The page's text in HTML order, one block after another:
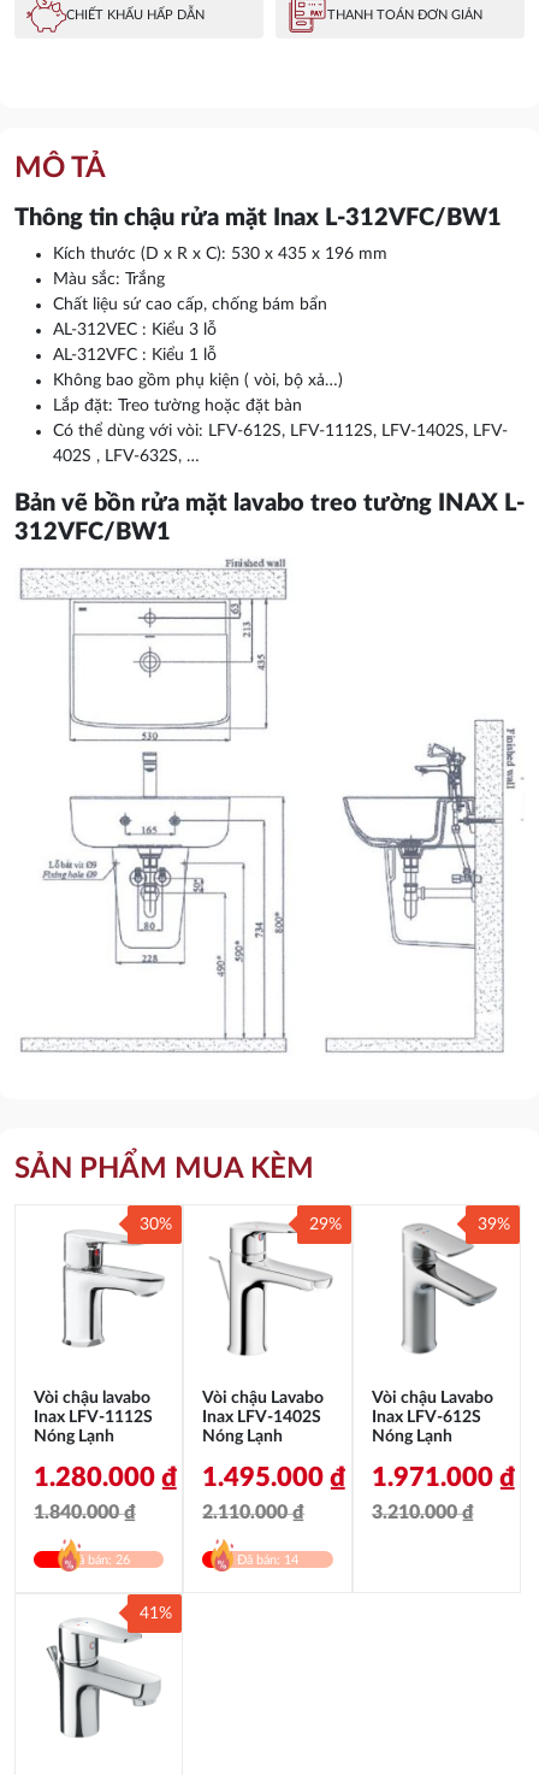
CHIẾT KHẤU HẤP DẪN THANH TOÁN ĐƠN GIẢN
MÔ TẢ
Thông tin chậu rửa mặt Inax L-312VFC/BW1
Kích thước (D x R x C): 530 x 435 x 196 mm
Màu sắc: Trắng​
Chất liệu sứ cao cấp, chống bám bẩn
AL-312VEC : Kiểu 3 lỗ
AL-312VFC : Kiểu 1 lỗ
Không bao gồm phụ kiện ( vòi, bộ xả…)
Lắp đặt: Treo tường hoặc đặt bàn
Có thể dùng với vòi: LFV-612S, LFV-1112S, LFV-1402S, LFV-
402S , LFV-632S, …
Bản vẽ bồn rửa mặt lavabo treo tường INAX L-
312VFC/BW1
SẢN PHẨM MUA KÈM
Vòi chậu lavabo
Inax LFV-1112S
Nóng Lạnh
1.840.000₫
Giá
là:
1.840.000 ₫.
1.280.000 ₫
Giá
tại
là:
1.280.000 ₫.
30%
Đã bán: 26
Vòi chậu Lavabo
Inax LFV-1402S
Nóng Lạnh
2.110.000₫
Giá
1.495.000₫
Giá
29%
Đã bán: 14
Vòi chậu Lavabo
Inax LFV-612S
Nóng Lạnh
3.210.000₫
1.971.000 ₫
39%
41%